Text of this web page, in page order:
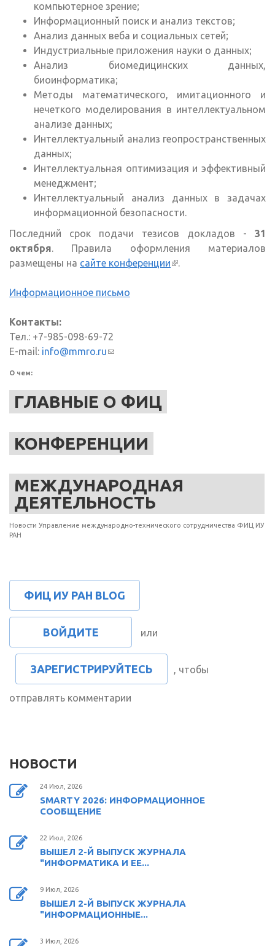
компьютерное зрение;
Информационный поиск и анализ текстов;
Анализ данных веба и социальных сетей;
Индустриальные приложения науки о данных;
Анализ биомедицинских данных,
биоинформатика;
Методы математического, имитационного и
нечеткого моделирования в интеллектуальном
анализе данных;
Интеллектуальный анализ геопространственных
данных;
Интеллектуальная оптимизация и эффективный
менеджмент;
Интеллектуальный анализ данных в задачах
информационной безопасности.
Последний срок подачи тезисов докладов - 31
октября. Правила оформления материалов
размещены на сайте конференции(внешняя ссылка)
.
Информационное письмо
Контакты:
Тел.: +7-985-098-69-72
E-mail: info@mmro.ru(ссылка для отправки email)
О чем:
ГЛАВНЫЕ О ФИЦ
КОНФЕРЕНЦИИ
МЕЖДУНАРОДНАЯ
ДЕЯТЕЛЬНОСТЬ
Новости Управление международно-технического сотрудничества ФИЦ ИУ
РАН
ФИЦ ИУ РАН BLOG
ВОЙДИТЕ или
ЗАРЕГИСТРИРУЙТЕСЬ , чтобы
отправлять комментарии
НОВОСТИ
24 Июл, 2026
SMARTY 2026: ИНФОРМАЦИОННОЕ
СООБЩЕНИЕ
22 Июл, 2026
ВЫШЕЛ 2-Й ВЫПУСК ЖУРНАЛА
"ИНФОРМАТИКА И ЕЕ...
9 Июл, 2026
ВЫШЕЛ 2-Й ВЫПУСК ЖУРНАЛА
"ИНФОРМАЦИОННЫЕ...
3 Июл, 2026